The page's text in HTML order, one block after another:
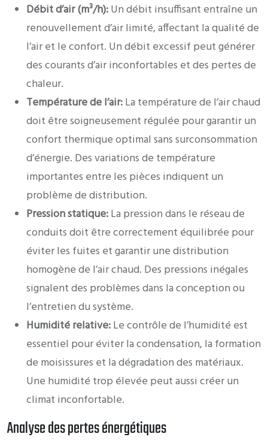
Débit d’air (m³/h):Un débit insuffisant entraîne un
renouvellement d’air limité, affectant la qualité de
l’air et le confort. Un débit excessif peut générer
des courants d’air inconfortables et des pertes de
chaleur.
Température de l’air:La température de l’air chaud
doit être soigneusement régulée pour garantir un
confort thermique optimal sans surconsommation
d’énergie. Des variations de température
importantes entre les pièces indiquent un
problème de distribution.
Pression statique:La pression dans le réseau de
conduits doit être correctement équilibrée pour
éviter les fuites et garantir une distribution
homogène de l’air chaud. Des pressions inégales
signalent des problèmes dans la conception ou
l’entretien du système.
Humidité relative:Le contrôle de l’humidité est
essentiel pour éviter la condensation, la formation
de moisissures et la dégradation des matériaux.
Une humidité trop élevée peut aussi créer un
climat inconfortable.
Analyse des pertes énergétiques